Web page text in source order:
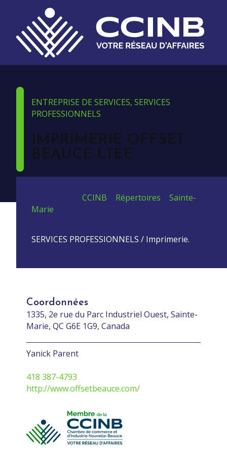
ENTREPRISE DE SERVICES, SERVICES
PROFESSIONNELS
IMPRIMERIE OFFSET
BEAUCE LTÉE
CCINB Répertoires
Sainte-
Marie
SERVICES PROFESSIONNELS / Imprimerie.
Coordonnées
1335, 2e rue du Parc Industriel Ouest, Sainte-
Marie, QC G6E 1G9, Canada
Yanick Parent
418 387-4793
http://www.offsetbeauce.com/